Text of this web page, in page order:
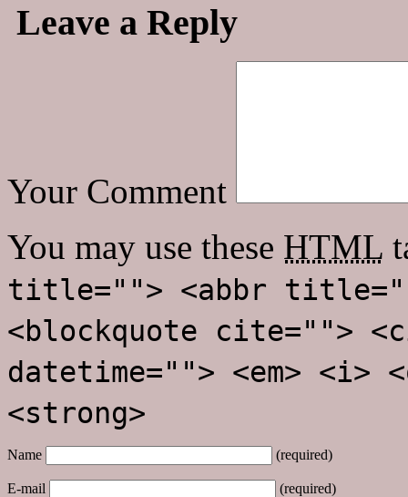
Leave a Reply
Your Comment
You may use these HTML
title=""> <abbr
<blockquote cite="">
datetime=""> <em>
<strong>
Name (required)
E-mail (required)